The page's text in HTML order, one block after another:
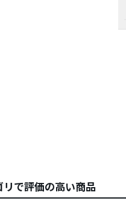
リで評価の高い商品